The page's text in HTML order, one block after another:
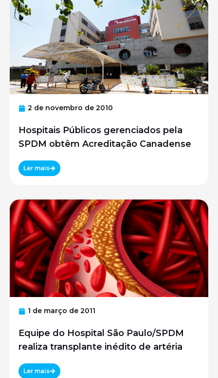
2 de novembro de 2010
Hospitais Públicos gerenciados pela
SPDM obtêm Acreditação Canadense
Ler mais
1 de março de 2011
Equipe do Hospital São Paulo/SPDM
realiza transplante inédito de artéria
Ler mais